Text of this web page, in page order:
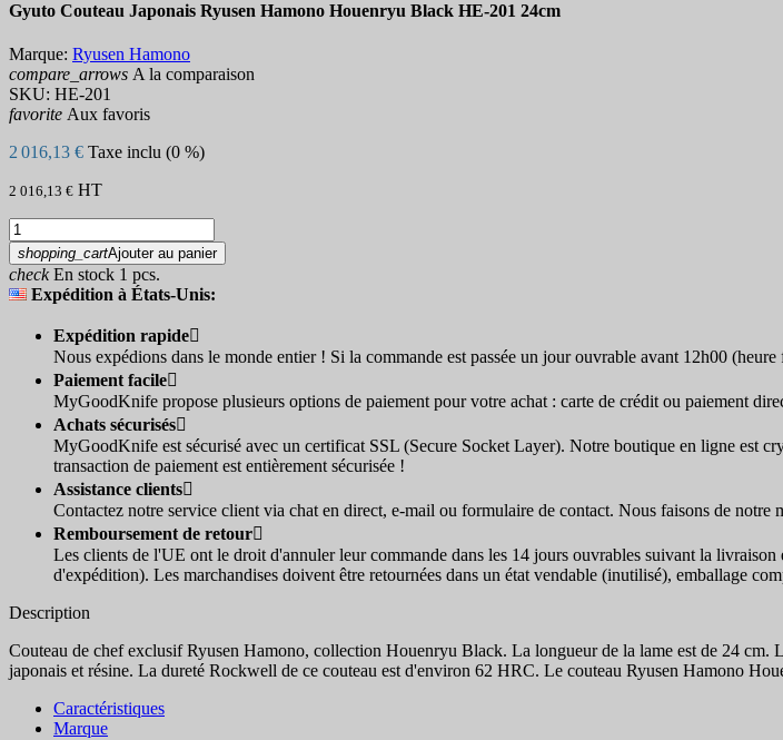
Gyuto Couteau Japonais Ryusen Hamono Houenryu Black HE-201 24cm
Marque: Ryusen Hamono
compare_arrows A la comparaison
SKU: HE-201
favorite Aux favoris
2 016,13 € Taxe inclu (0 %)
2 016,13 € HT
shopping_cartAjouter au panier
checkEn stock 1 pcs.
Expédition à États-Unis:
Expédition rapide
Nous expédions dans le monde entier ! Si la commande est passée un jour ouvrable avant 12h00
Paiement facile
MyGoodKnife propose plusieurs options de paiement pour votre achat : carte de crédit ou paiement
Achats sécurisés
MyGoodKnife est sécurisé avec un certificat SSL (Secure Socket Layer). Notre boutique en ligne est
transaction de paiement est entièrement sécurisée !
Assistance clients
Contactez notre service client via chat en direct, e-mail ou formulaire de contact. Nous faisons de notre
Remboursement de retour
Les clients de l'UE ont le droit d'annuler leur commande dans les 14 jours ouvrables suivant la
d'expédition). Les marchandises doivent être retournées dans un état vendable (inutilisé), emballage
Description
Couteau de chef exclusif Ryusen Hamono, collection Houenryu Black. La longueur de la lame est de 24
japonais et résine. La dureté Rockwell de ce couteau est d'environ 62 HRC. Le couteau Ryusen Hamono
Caractéristiques
Marque